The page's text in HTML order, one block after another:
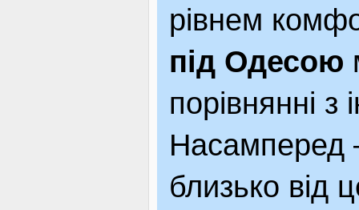
рівнем
під Одесою
порівнянні
Насамперед
близько від